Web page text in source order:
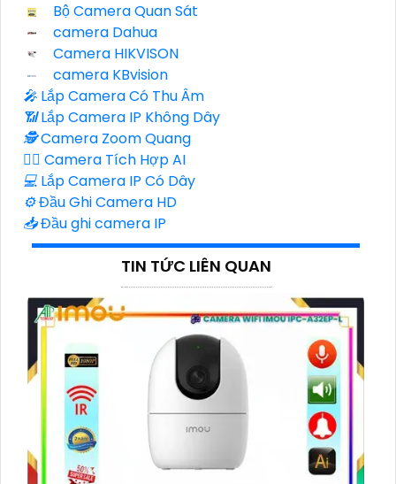
Bộ Camera Quan Sát
camera Dahua
Camera HIKVISON
camera KBvision
️🎤️ Lắp Camera Có Thu Âm
📶Lắp Camera IP Không Dây
🕵️Camera Zoom Quang
🧛‍♀️ Camera Tích Hợp AI
💻 Lắp Camera IP Có Dây
⚙️Đầu Ghi Camera HD
📥Đầu ghi camera IP
TIN TỨC LIÊN QUAN